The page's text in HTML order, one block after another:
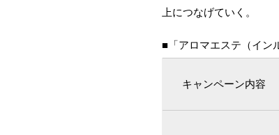
上につなげていく。
■「アロマエステ（イン
キャンペーン内容